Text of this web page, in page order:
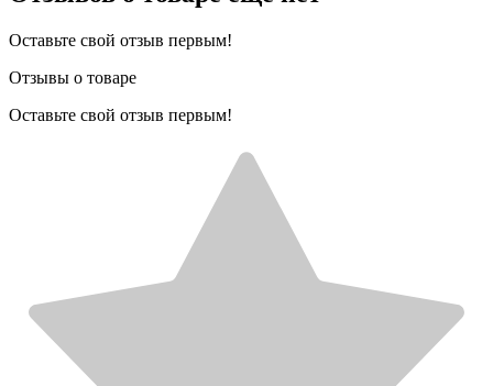
Оставьте свой отзыв первым!
Отзывы о товаре
Оставьте свой отзыв первым!